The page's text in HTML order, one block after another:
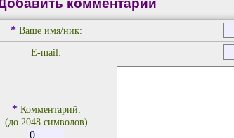
комментарий
* Ваше имя/ник:
E-mail:
* Комментарий:
(до 2048 символов)